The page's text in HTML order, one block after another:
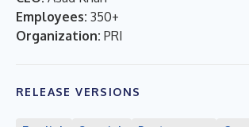
Employees: 350+
Organization: PRI
RELEASE VERSIONS